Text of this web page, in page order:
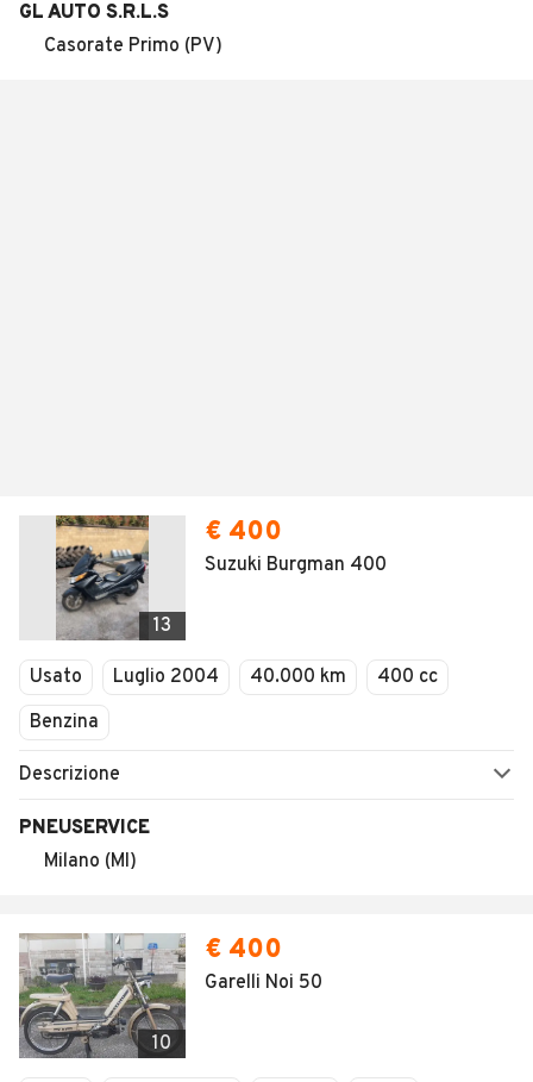
GL AUTO S.R.L.S
Casorate Primo (PV)
13
€ 400
Suzuki Burgman 400
Usato Luglio 2004 40.000 km
400 cc
Benzina
Descrizione
PNEUSERVICE
Milano (MI)
10
€ 400
Garelli Noi 50